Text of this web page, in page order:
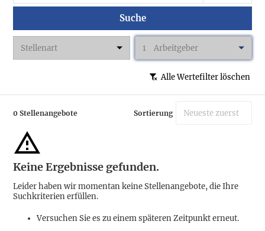
Suche
Stellenart 1 Arbeitgeber
Alle Wertefilter löschen
0 Stellenangebote Sortierung
Keine Ergebnisse gefunden.
Leider haben wir momentan keine Stellenangebote, die Ihre
Suchkriterien erfüllen.
Versuchen Sie es zu einem späteren Zeitpunkt erneut.